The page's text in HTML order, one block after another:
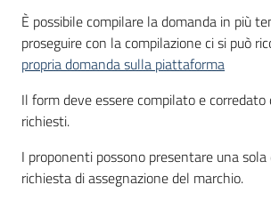
È possibile compilare la domanda in più
proseguire con la compilazione ci si può
propria domanda sulla piattaforma
Il form deve essere compilato e
richiesti.
I proponenti possono presentare una
richiesta di assegnazione del marchio.